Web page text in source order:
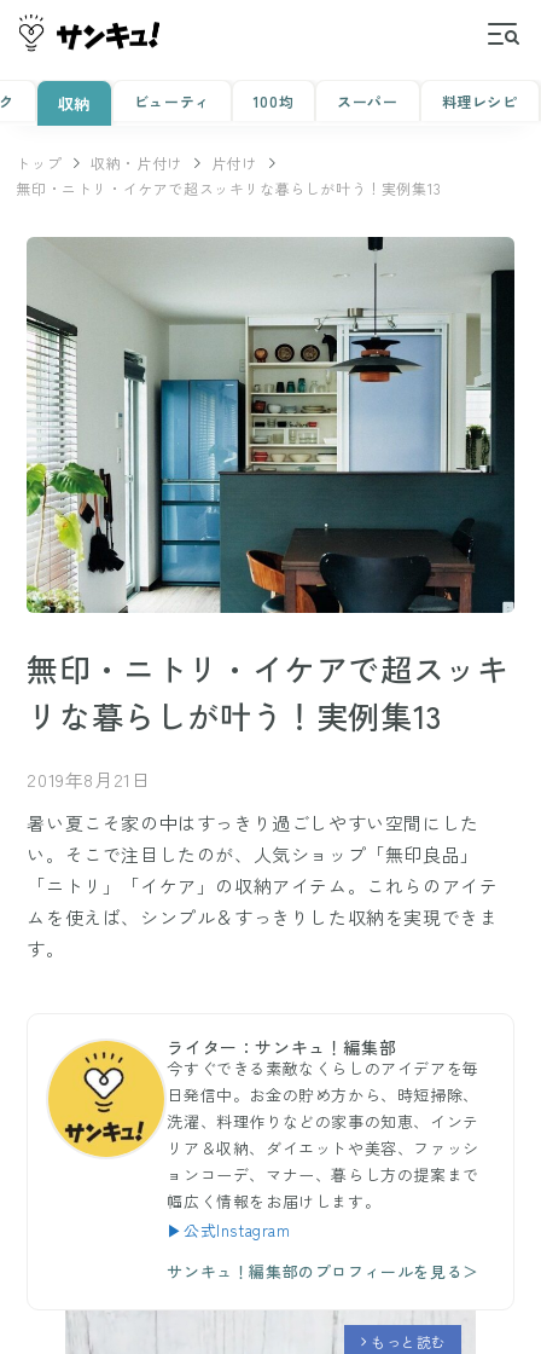
収納 ビューティ 100均 スーパー 料理レシピ
トップ 収納・片付け
片付け
無印・ニトリ・イケアで超スッキリな暮らしが叶う！実例集13
無印・ニトリ・イケアで超スッキ
リな暮らしが叶う！実例集13
2019年8月21日
暑い夏こそ家の中はすっきり過ごしやすい空間にした
い。そこで注目したのが、人気ショップ「無印良品」
「ニトリ」「イケア」の収納アイテム。これらのアイテ
ムを使えば、シンプル＆すっきりした収納を実現できま
す。
ライター：サンキュ！編集部
今すぐできる素敵なくらしのアイデアを毎
日発信中。お金の貯め方から、時短掃除、
洗濯、料理作りなどの家事の知恵、インテ
リア＆収納、ダイエットや美容、ファッシ
ョンコーデ、マナー、暮らし方の提案まで
幅広く情報をお届けします。
▶公式Instagram
サンキュ！編集部のプロフィールを見る＞
arrow_forward_ios もっと読む